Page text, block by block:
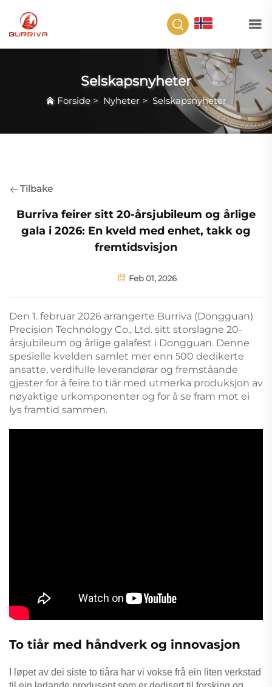
Selskapsnyheter
Forside > Nyheter > Selskapsnyheter
Tilbake
Burriva feirer sitt 20-årsjubileum og årlige
gala i 2026: En kveld med enhet, takk og
fremtidsvisjon
Feb 01, 2026
Den 1. februar 2026 arrangerte Burriva (Dongguan)
Precision Technology Co., Ltd. sitt storslagne 20-
årsjubileum og årlige galafest i Dongguan. Denne
spesielle kvelden samlet mer enn 500 dedikerte
ansatte, verdifulle leverandørar og fremståande
gjester for å feire to tiår med utmerka produksjon av
nøyaktige urkomponenter og for å se fram mot ei
lys framtid sammen.
To tiår med håndverk og innovasjon
I løpet av dei siste to tiåra har vi vokse frå ein liten verkstad